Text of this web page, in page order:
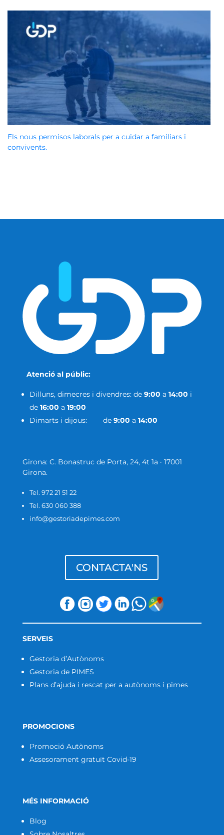
Els nous permisos laborals per a cuidar a familiars i
convivents.
Atenció al públic:
Dilluns, dimecres i divendres: de 9:00 a 14:00 i
de 16:00 a 19:00
Dimarts i dijous: de 9:00 a 14:00
Girona: C. Bonastruc de Porta, 24, 4t 1a · 17001
Girona.
Tel. 972 21 51 22
Tel. 630 060 388
info@gestoriadepimes.com
CONTACTA'NS
SERVEIS
Gestoria d’Autònoms
Gestoria de PIMES
Plans d’ajuda i rescat per a autònoms i pimes
PROMOCIONS
Promoció Autònoms
Assesorament gratuït Covid-19
MÉS INFORMACIÓ
Blog